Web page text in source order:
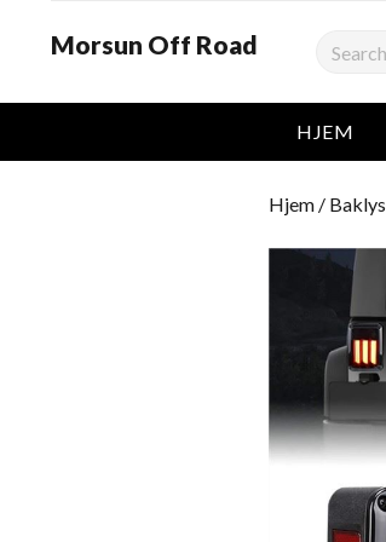
Morsun Off Road Søk
HJEM
Hjem / Baklys